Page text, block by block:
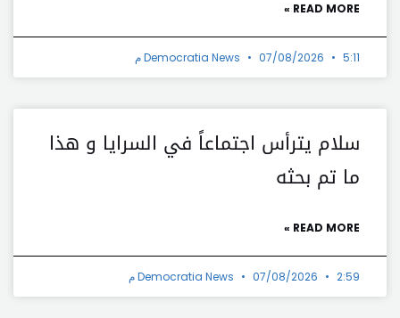
READ MORE »
Democratia News 07/08/2026 5:11 م
سلام يترأس اجتماعاً في السرايا و هذا
ما تم بحثه
READ MORE »
Democratia News 07/08/2026 2:59 م